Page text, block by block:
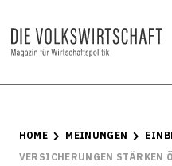
HOME MEINUNGEN
VERSICHERUNGEN STÄRKEN